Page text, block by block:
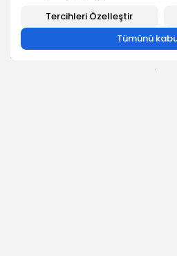
Tercihleri Özelleştir
Tümünü